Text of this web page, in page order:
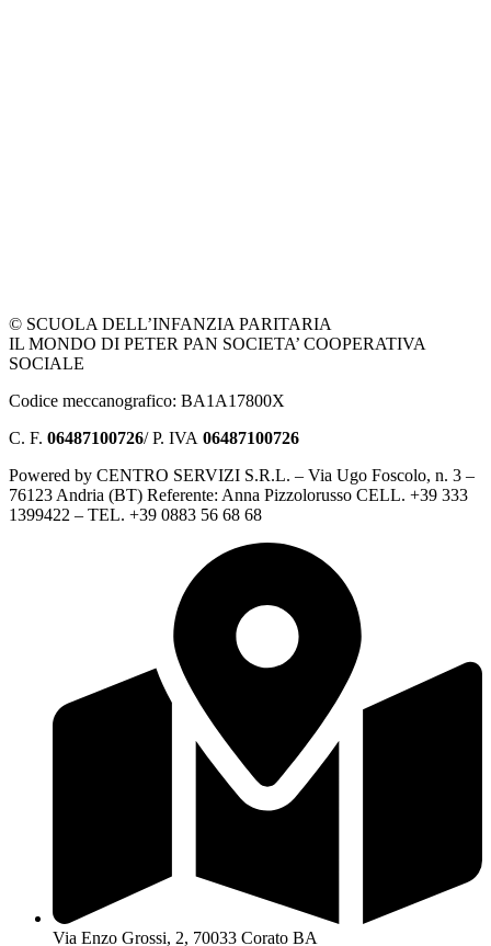
© SCUOLA DELL’INFANZIA PARITARIA
IL MONDO DI PETER PAN SOCIETA’ COOPERATIVA
SOCIALE
Codice meccanografico: BA1A17800X
C. F. 06487100726/ P. IVA 06487100726
Powered by CENTRO SERVIZI S.R.L. – Via Ugo Foscolo, n. 3 –
76123 Andria (BT) Referente: Anna Pizzolorusso CELL. +39 333
1399422 – TEL. +39 0883 56 68 68
Via Enzo Grossi, 2, 70033 Corato BA